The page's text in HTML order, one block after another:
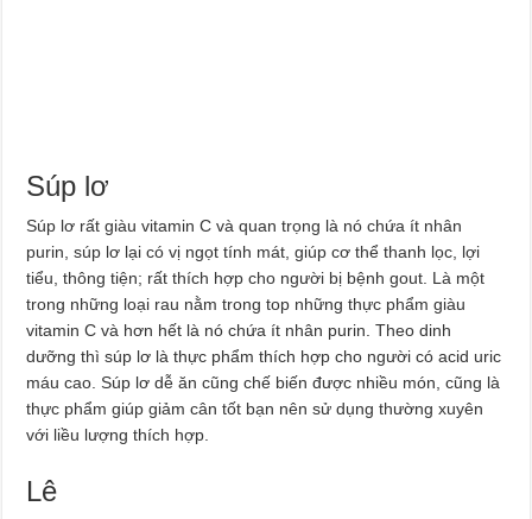
Súp lơ
Súp lơ rất giàu vitamin C và quan trọng là nó chứa ít nhân
purin, súp lơ lại có vị ngọt tính mát, giúp cơ thể thanh lọc, lợi
tiểu, thông tiện; rất thích hợp cho người bị bệnh gout. Là một
trong những loại rau nằm trong top những thực phẩm giàu
vitamin C và hơn hết là nó chứa ít nhân purin. Theo dinh
dưỡng thì súp lơ là thực phẩm thích hợp cho người có acid uric
máu cao. Súp lơ dễ ăn cũng chế biến được nhiều món, cũng là
thực phẩm giúp giảm cân tốt bạn nên sử dụng thường xuyên
với liều lượng thích hợp.
Lê